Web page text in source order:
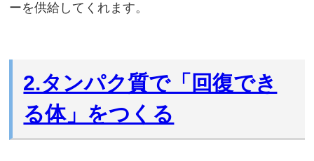
ーを供給してくれます。
2.タンパク質で「回復でき
る体」をつくる